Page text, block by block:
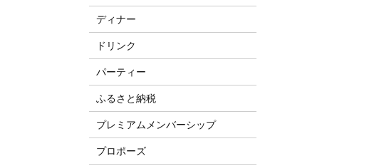
ディナー
ドリンク
パーティー
ふるさと納税
プレミアムメンバーシップ
プロポーズ